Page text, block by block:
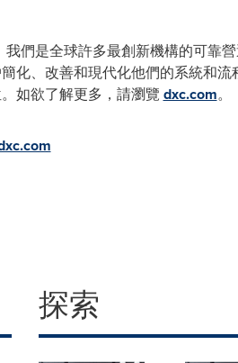
們是全球許多最創新機構的可靠
化、改善和現代化他們的系統和流
如欲了解更多，請瀏覽 dxc.com。
探索